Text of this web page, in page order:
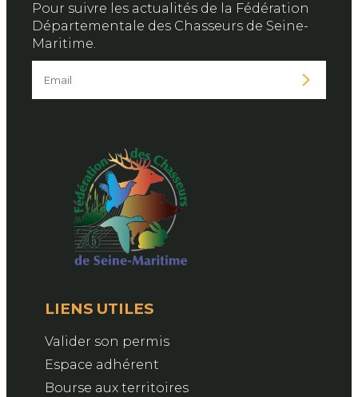
Pour suivre les actualités de la Fédération
Départementale des Chasseurs de Seine-
Maritime.
LIENS UTILES
Valider son permis
Espace adhérent
Bourse aux territoires